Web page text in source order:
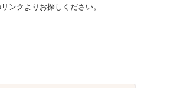
ンクよりお探しください。